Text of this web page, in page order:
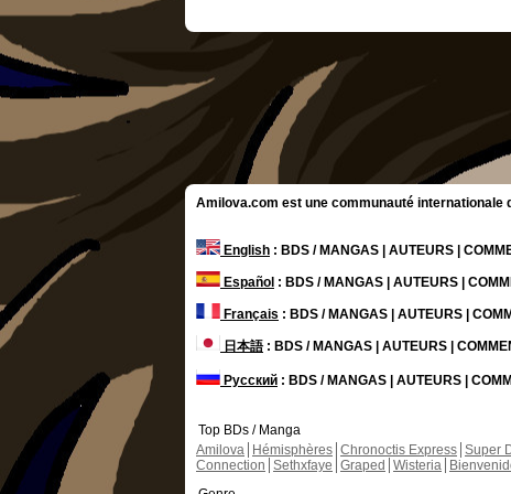
Amilova.com est une communauté
English : BDS / MANGAS | AUTEURS |
Español : BDS / MANGAS | AUTEURS |
Français : BDS / MANGAS | AUTEURS |
日本語: BDS / MANGAS | AUTEURS |
Русский : BDS / MANGAS | AUTEURS |
Top BDs / Manga
Amilova
Hémisphères Chronoctis Express Super
Connection Sethxfaye Graped Wisteria